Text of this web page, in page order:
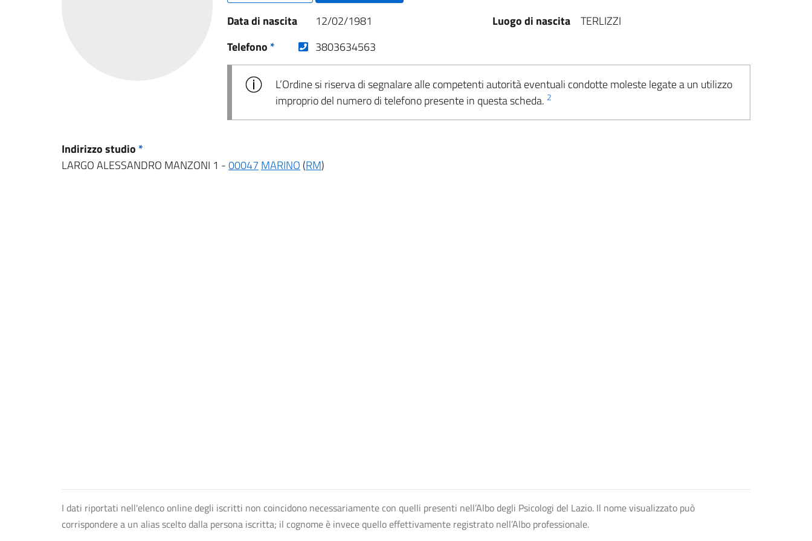
Data di nascita 12/02/1981 Luogo di nascita
TERLIZZI
Telefono * (nuova scheda - new tab)
3803634563
L’Ordine si riserva di segnalare alle competenti autorità eventuali condotte moleste legate a un utilizzo
improprio del numero di telefono presente in questa scheda. 2
Indirizzo studio *
LARGO ALESSANDRO MANZONI 1 -00047 MARINO (RM)
I dati riportati nell'elenco online degli iscritti non coincidono necessariamente con quelli presenti nell’Albo degli Psicologi del Lazio. Il nome visualizzato può
corrispondere a un alias scelto dalla persona iscritta; il cognome è invece quello effettivamente registrato nell’Albo professionale.